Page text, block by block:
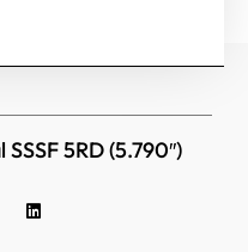
5RD (5.790″)